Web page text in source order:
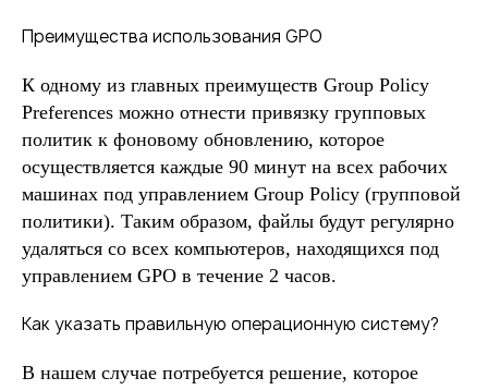
Преимущества использования GPO
К одному из главных преимуществ Group Policy
Preferences можно отнести привязку групповых
политик к фоновому обновлению, которое
осуществляется каждые 90 минут на всех рабочих
машинах под управлением Group Policy (групповой
политики). Таким образом, файлы будут регулярно
удаляться со всех компьютеров, находящихся под
управлением GPO в течение 2 часов.
Как указать правильную операционную систему?
В нашем случае потребуется решение, которое